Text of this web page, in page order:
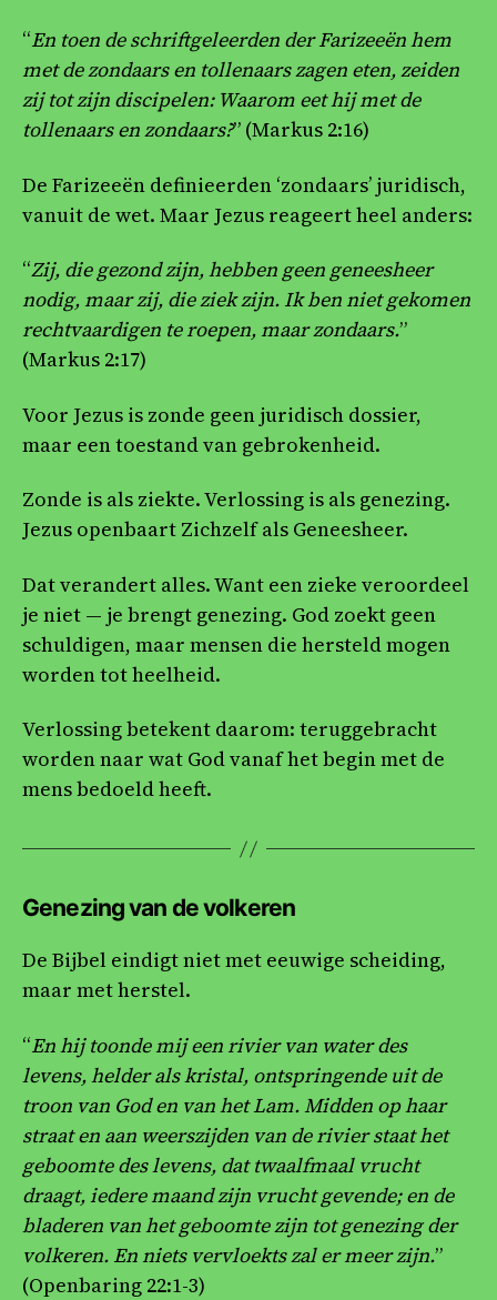
“En toen de schriftgeleerden der Farizeeën hem
met de zondaars en tollenaars zagen eten, zeiden
zij tot zijn discipelen: Waarom eet hij met de
tollenaars en zondaars?” (Markus 2:16)
De Farizeeën definieerden ‘zondaars’ juridisch,
vanuit de wet. Maar Jezus reageert heel anders:
“Zij, die gezond zijn, hebben geen geneesheer
nodig, maar zij, die ziek zijn. Ik ben niet gekomen
rechtvaardigen te roepen, maar zondaars.”
(Markus 2:17)
Voor Jezus is zonde geen juridisch dossier,
maar een toestand van gebrokenheid.
Zonde is als ziekte. Verlossing is als genezing.
Jezus openbaart Zichzelf als Geneesheer.
Dat verandert alles. Want een zieke veroordeel
je niet — je brengt genezing. God zoekt geen
schuldigen, maar mensen die hersteld mogen
worden tot heelheid.
Verlossing betekent daarom: teruggebracht
worden naar wat God vanaf het begin met de
mens bedoeld heeft.
Genezing van de volkeren
De Bijbel eindigt niet met eeuwige scheiding,
maar met herstel.
“En hij toonde mij een rivier van water des
levens, helder als kristal, ontspringende uit de
troon van God en van het Lam. Midden op haar
straat en aan weerszijden van de rivier staat het
geboomte des levens, dat twaalfmaal vrucht
draagt, iedere maand zijn vrucht gevende; en de
bladeren van het geboomte zijn tot genezing der
volkeren. En niets vervloekts zal er meer zijn.”
(Openbaring 22:1-3)